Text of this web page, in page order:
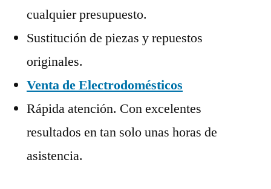
cualquier presupuesto.
Sustitución de piezas y repuestos
originales.
Venta de Electrodomésticos
Rápida atención. Con excelentes
resultados en tan solo unas horas de
asistencia.